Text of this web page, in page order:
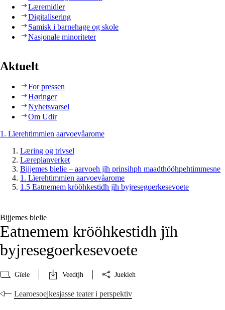
Læremidler
Digitalisering
Samisk i barnehage og skole
Nasjonale minoriteter
Aktuelt
For pressen
Høringer
Nyhetsvarsel
Om Udir
1. Lïerehtimmien aarvoevåarome
Læring og trivsel
Læreplanverket
Bijjemes bielie – aarvoeh jïh prinsihph maadthööhpehtimmesne
1. Lïerehtimmien aarvoevåarome
1.5 Eatnemem krööhkestidh jïh byjresegoerkesevoete
Bijjemes bielie
Eatnemem krööhkestidh jïh
byjresegoerkesevoete
Gïele Veedtjh Juekieh
Learoesoejkesjasse teater i perspektiv